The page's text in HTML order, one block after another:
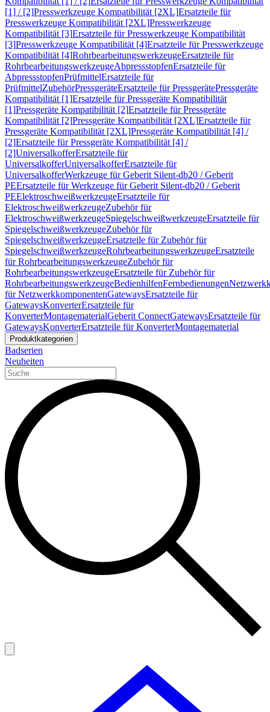
[1] / [2]Presswerkzeuge Kompatibilität [2XL]Ersatzteile für
Presswerkzeuge Kompatibilität [2XL]Presswerkzeuge
Kompatibilität [3]Ersatzteile für Presswerkzeuge Kompatibilität
[3]Presswerkzeuge Kompatibilität [4]Ersatzteile für Presswerkzeuge
Kompatibilität [4]RohrbearbeitungswerkzeugeErsatzteile für
RohrbearbeitungswerkzeugeAbpressstopfenErsatzteile für
AbpressstopfenPrüfmittelErsatzteile für
PrüfmittelZubehörPressgeräteErsatzteile für PressgerätePressgeräte
Kompatibilität [1]Ersatzteile für Pressgeräte Kompatibilität
[1]Pressgeräte Kompatibilität [2]Ersatzteile für Pressgeräte
Kompatibilität [2]Pressgeräte Kompatibilität [2XL]Ersatzteile für
Pressgeräte Kompatibilität [2XL]Pressgeräte Kompatibilität [4] /
[2]Ersatzteile für Pressgeräte Kompatibilität [4] /
[2]UniversalkofferErsatzteile für
UniversalkofferUniversalkofferErsatzteile für
UniversalkofferWerkzeuge für Geberit Silent-db20 / Geberit
PEErsatzteile für Werkzeuge für Geberit Silent-db20 / Geberit
PEElektroschweißwerkzeugeErsatzteile für
ElektroschweißwerkzeugeZubehör für
ElektroschweißwerkzeugeSpiegelschweißwerkzeugeErsatzteile für
SpiegelschweißwerkzeugeZubehör für
SpiegelschweißwerkzeugeErsatzteile für Zubehör für
SpiegelschweißwerkzeugeRohrbearbeitungswerkzeugeErsatzteile
für RohrbearbeitungswerkzeugeZubehör für
RohrbearbeitungswerkzeugeErsatzteile für Zubehör für
RohrbearbeitungswerkzeugeBedienhilfenFernbedienungen
für NetzwerkkomponentenGatewaysErsatzteile für
GatewaysKonverterErsatzteile für
KonverterMontagematerialGeberit ConnectGatewaysErsatzteile für
GatewaysKonverterErsatzteile für KonverterMontagematerial
Produktkategorien
Badserien
Neuheiten